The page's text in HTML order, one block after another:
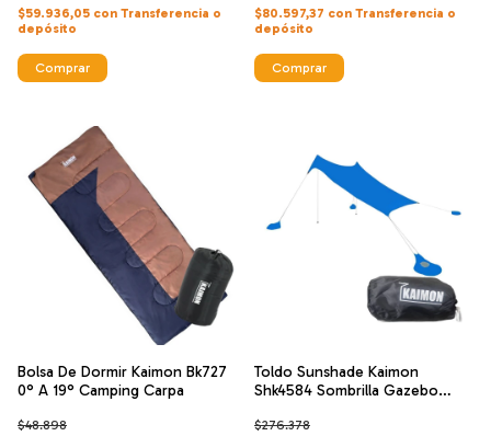
$59.936,05 con Transferencia o
depósito
Comprar
$80.597,37 con Transferencia o
depósito
Comprar
Bolsa De Dormir Kaimon Bk727
0° A 19° Camping Carpa
$48.898
Toldo Sunshade Kaimon
Shk4584 Sombrilla Gazebo
$276.378